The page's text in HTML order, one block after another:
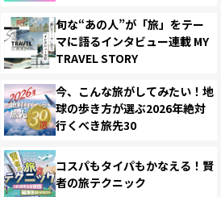
旬な“あの人”が「旅」をテー
マに語るインタビュー連載 MY
TRAVEL STORY
今、こんな旅がしてみたい！地
球の歩き方が選ぶ2026年絶対
行くべき旅先30
コスパもタイパもかなえる！賢
者の旅テクニック